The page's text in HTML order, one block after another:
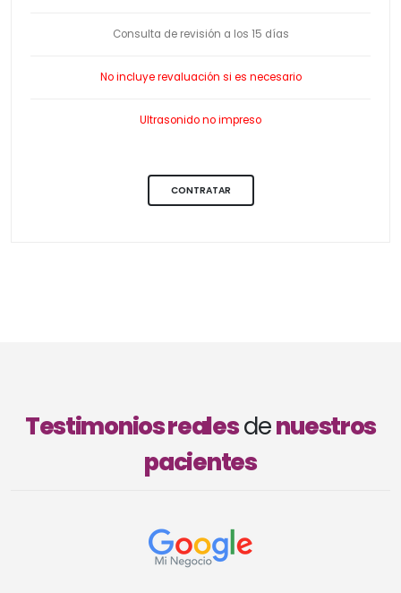
Consulta de revisión a los 15 días
No incluye revaluación si es necesario
Ultrasonido no impreso
CONTRATAR
Testimonios realesdenuestros
pacientes